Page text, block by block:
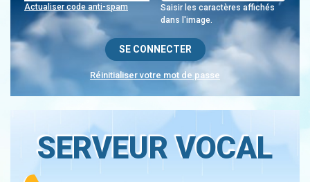
Saisir les caractères affichés
dans l'image.
Actualiser code anti-spam
Réinitialiser votre mot de passe
SERVEUR VOCAL